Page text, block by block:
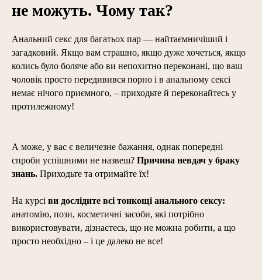
не можуть. Чому так?
Анальний секс для багатьох пар — найтаємничіший і
загадковий. Якщо вам страшно, якщо дуже хочеться, якщо
колись було боляче або ви непохитно переконані, що ваш
чоловік просто передивився порно і в анальному сексі
немає нічого приємного, – приходьте й переконайтесь у
протилежному!
А може, у вас є величезне бажання, однак попередні
спроби успішними не назвеш? Причина невдач у браку
знань. Приходьте та отримайте їх!
На курсі ви дослідите всі тонкощі анального сексу:
анатомію, пози, косметичні засоби, які потрібно
використовувати, дізнаєтесь, що не можна робити, а що
просто необхідно – і це далеко не все!